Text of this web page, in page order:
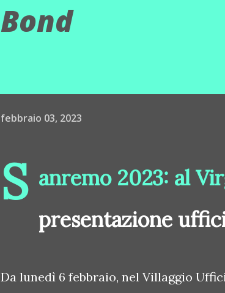
Bond
febbraio 03, 2023
S anremo 2023: al
presentazione
Da lunedì 6 febbraio, nel Villaggio